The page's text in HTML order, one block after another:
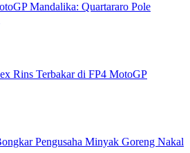
Mandalika: Quartararo Pole
Rins Terbakar di FP4 MotoGP
Pengusaha Minyak Goreng Nakal